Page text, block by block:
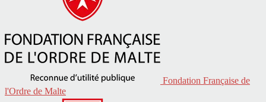
Fondation Française de
l'Ordre de Malte